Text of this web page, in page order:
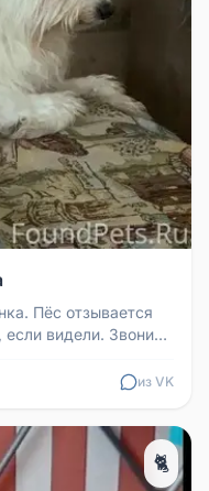
Пёс отзывается
видели. Звонить
из VK
🐈